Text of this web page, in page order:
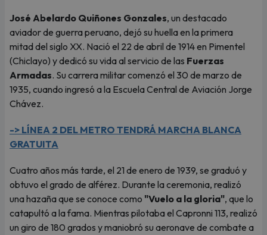
José Abelardo Quiñones Gonzales, un destacado
aviador de guerra peruano, dejó su huella en la primera
mitad del siglo XX. Nació el 22 de abril de 1914 en Pimentel
(Chiclayo) y dedicó su vida al servicio de las Fuerzas
Armadas. Su carrera militar comenzó el 30 de marzo de
1935, cuando ingresó a la Escuela Central de Aviación Jorge
Chávez.
-> LÍNEA 2 DEL METRO TENDRÁ MARCHA BLANCA
GRATUITA
Cuatro años más tarde, el 21 de enero de 1939, se graduó y
obtuvo el grado de alférez. Durante la ceremonia, realizó
una hazaña que se conoce como "Vuelo a la gloria", que lo
catapultó a la fama. Mientras pilotaba el Capronni 113, realizó
un giro de 180 grados y maniobró su aeronave de combate a